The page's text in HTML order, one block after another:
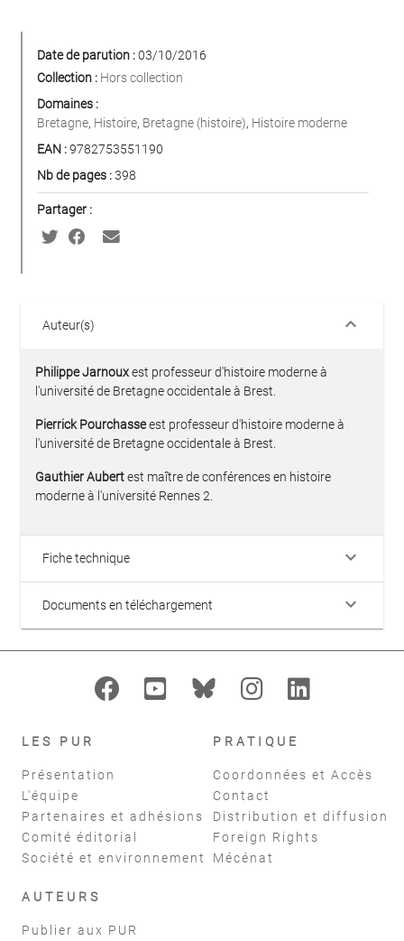
Date de parution :03/10/2016
Collection : Hors collection
Domaines :
Bretagne, Histoire, Bretagne (histoire), Histoire moderne
EAN :9782753551190
Nb de pages :398
Partager :
Auteur(s) keyboard_arrow_down
Philippe Jarnouxest professeur d'histoire moderne à
l'université de Bretagne occidentale à Brest.
Pierrick Pourchasseest professeur d'histoire moderne à
l'université de Bretagne occidentale à Brest.
Gauthier Aubertest maître de conférences en histoire
moderne à l'université Rennes 2.
Fiche technique keyboard_arrow_down
Documents en téléchargement keyboard_arrow_down
LES PUR
Présentation
L'équipe
Partenaires et adhésions
Comité éditorial
Société et environnement
PRATIQUE
Coordonnées et Accès
Contact
Distribution et diffusion
Foreign Rights
Mécénat
AUTEURS
Publier aux PUR